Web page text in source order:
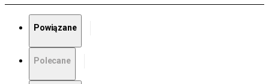
Powiązane
Polecane